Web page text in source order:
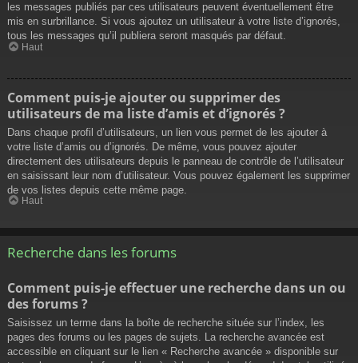
les messages publiés par ces utilisateurs peuvent éventuellement être
mis en surbrillance. Si vous ajoutez un utilisateur à votre liste d’ignorés,
tous les messages qu’il publiera seront masqués par défaut.
Haut
Comment puis-je ajouter ou supprimer des
utilisateurs de ma liste d’amis et d’ignorés ?
Dans chaque profil d’utilisateurs, un lien vous permet de les ajouter à
votre liste d’amis ou d’ignorés. De même, vous pouvez ajouter
directement des utilisateurs depuis le panneau de contrôle de l’utilisateur
en saisissant leur nom d’utilisateur. Vous pouvez également les supprimer
de vos listes depuis cette même page.
Haut
Recherche dans les forums
Comment puis-je effectuer une recherche dans un ou
des forums ?
Saisissez un terme dans la boîte de recherche située sur l’index, les
pages des forums ou les pages de sujets. La recherche avancée est
accessible en cliquant sur le lien « Recherche avancée » disponible sur